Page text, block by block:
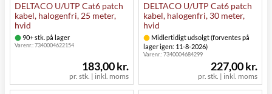
DELTACO U/UTP Cat6 patch
kabel, halogenfri, 25 meter,
hvid
90+ stk. på lager
Varenr.:7340004622154
pr. stk. | inkl. moms
183,00 kr.
DELTACO U/UTP Cat6 patch
kabel, halogenfri, 30 meter,
hvid
Midlertidigt udsolgt (forventes på
lager igen: 11-8-2026)
Varenr.:7340004684299
pr. stk. | inkl. moms
227,00 kr.